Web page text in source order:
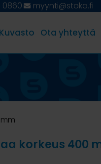
0860 myynti@stoka.fi
Kuvasto Ota yhteyttä
korkeus 400